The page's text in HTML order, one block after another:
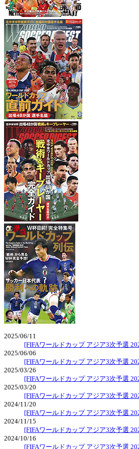
2025/06/11
[FIFAワールドカップ アジア3次予選
2025/06/06
[FIFAワールドカップ アジア3次予選
2025/03/26
[FIFAワールドカップ アジア3次予選
2025/03/20
[FIFAワールドカップ アジア3次予選
2024/11/20
[FIFAワールドカップ アジア3次予選
2024/11/15
[FIFAワールドカップ アジア3次予選
2024/10/16
[FIFAワールドカップ アジア3次予選